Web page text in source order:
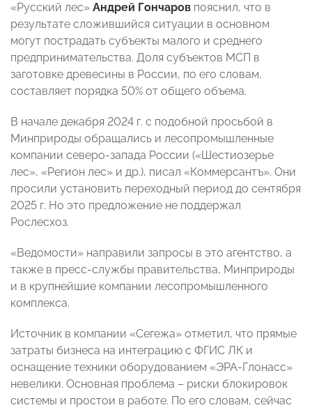
«Русский лес» Андрей Гончаров пояснил, что в
результате сложившийся ситуации в основном
могут пострадать субъекты малого и среднего
предпринимательства. Доля субъектов МСП в
заготовке древесины в России, по его словам,
составляет порядка 50% от общего объема.
В начале декабря 2024 г. с подобной просьбой в
Минприроды обращались и лесопромышленные
компании северо-запада России («Шестиозерье
лес», «Регион лес» и др.), писал «Коммерсантъ». Они
просили установить переходный период до сентября
2025 г. Но это предложение не поддержал
Рослесхоз.
«Ведомости» направили запросы в это агентство, а
также в пресс-службы правительства, Минприроды
и в крупнейшие компании лесопромышленного
комплекса.
Источник в компании «Сегежа» отметил, что прямые
затраты бизнеса на интеграцию с ФГИС ЛК и
оснащение техники оборудованием «ЭРА-Глонасс»
невелики. Основная проблема – риски блокировок
системы и простои в работе. По его словам, сейчас